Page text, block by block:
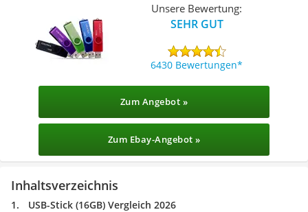
Unsere Bewertung:
SEHR GUT
6430 Bewertungen
Zum Angebot »
Zum Ebay-Angebot »
Inhaltsverzeichnis
USB-Stick (16GB) Vergleich 2026